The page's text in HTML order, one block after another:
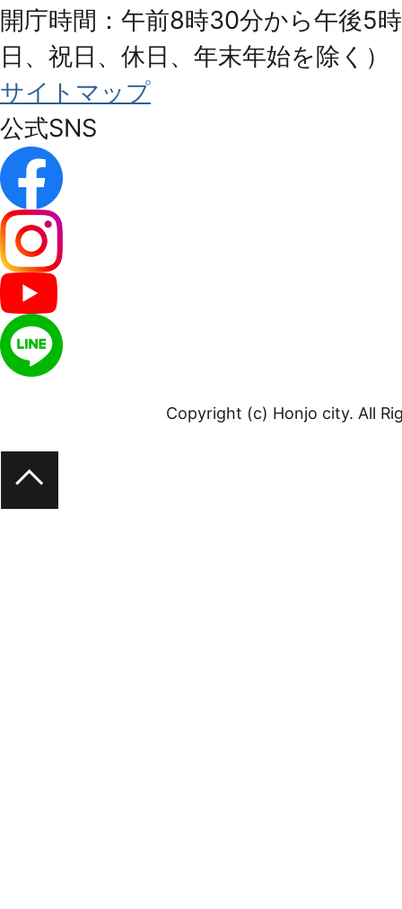
開庁時間：午前8時30分から午後5
日、祝日、休日、年末年始を除く）
サイトマップ
公式SNS
Copyright (c) Honjo city. All